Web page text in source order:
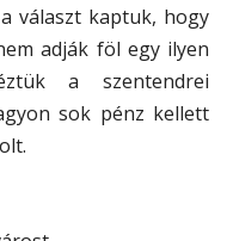
választ kaptuk, hogy
adják föl egy ilyen
a szentendrei
sok pénz kellett